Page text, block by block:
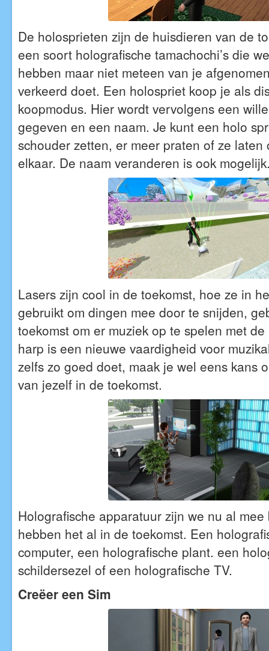
De holosprieten zijn de huisdieren van de
een soort holografische tamachochi’s die
hebben maar niet meteen van je
verkeerd doet. Een holospriet koop je als
koopmodus. Hier wordt vervolgens een
gegeven en een naam. Je kunt een holo
schouder zetten, er meer praten of ze laten
elkaar. De naam veranderen is ook
Lasers zijn cool in de toekomst, hoe ze in
gebruikt om dingen mee door te snijden,
toekomst om er muziek op te spelen met
harp is een nieuwe vaardigheid voor
zelfs zo goed doet, maak je wel eens kans
van jezelf in de toekomst.
Holografische apparatuur zijn we nu al
hebben het al in de toekomst. Een
computer, een holografische plant. een
schildersezel of een holografische TV.
Creëer een Sim